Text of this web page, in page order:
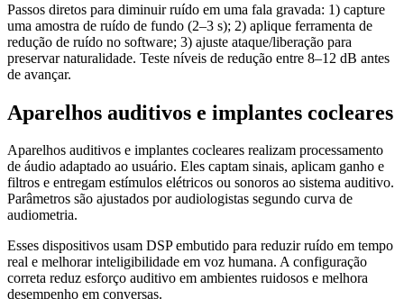
Passos diretos para diminuir ruído em uma fala gravada: 1) capture
uma amostra de ruído de fundo (2–3 s); 2) aplique ferramenta de
redução de ruído no software; 3) ajuste ataque/liberação para
preservar naturalidade. Teste níveis de redução entre 8–12 dB antes
de avançar.
Aparelhos auditivos e implantes cocleares
Aparelhos auditivos e implantes cocleares realizam processamento
de áudio adaptado ao usuário. Eles captam sinais, aplicam ganho e
filtros e entregam estímulos elétricos ou sonoros ao sistema auditivo.
Parâmetros são ajustados por audiologistas segundo curva de
audiometria.
Esses dispositivos usam DSP embutido para reduzir ruído em tempo
real e melhorar inteligibilidade em voz humana. A configuração
correta reduz esforço auditivo em ambientes ruidosos e melhora
desempenho em conversas.